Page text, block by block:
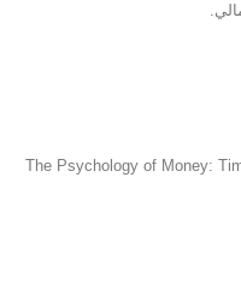
The Psychology of Money: